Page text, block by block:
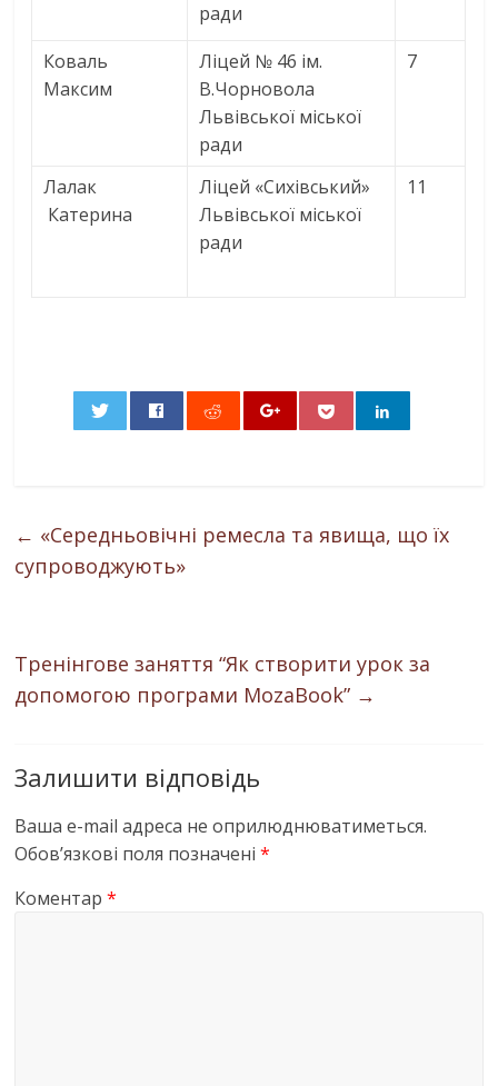
ради
Коваль
Максим
Ліцей № 46 ім.
В.Чорновола
Львівської міської
ради
7
Лалак
Катерина
Ліцей «Сихівський»
Львівської міської
ради
11
← «Середньовічні ремесла та явища, що їх
супроводжують»
Тренінгове заняття “Як створити урок за
допомогою програми MozaBook” →
Залишити відповідь
Ваша e-mail адреса не оприлюднюватиметься.
Обов’язкові поля позначені*
Коментар*